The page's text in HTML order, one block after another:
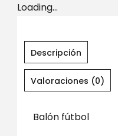
Loading...
Descripción
Valoraciones (0)
Balón fútbol